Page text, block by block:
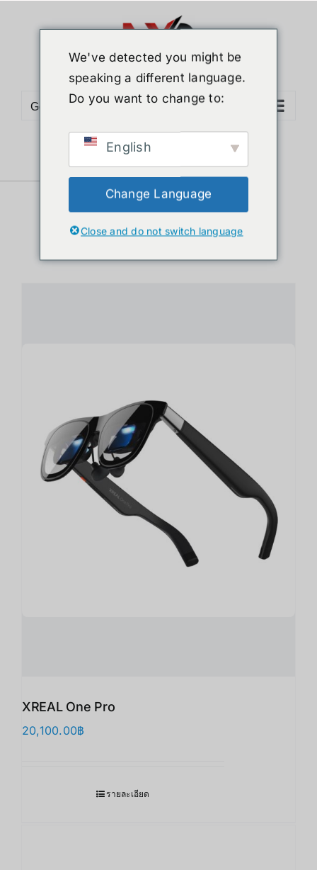
Go to...
Sort byDate
Show12 Products
XREAL One Pro
20,100.00฿
รายละเอียด
We've detected you might be
speaking a different language.
Do you want to change to:
English
Change Language
Close and do not switch language